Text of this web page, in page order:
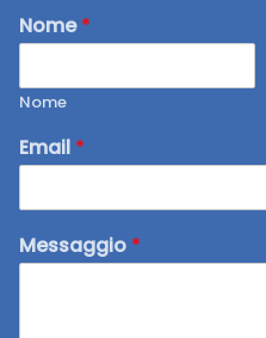
Nome*
Nome
Email *
Messaggio *